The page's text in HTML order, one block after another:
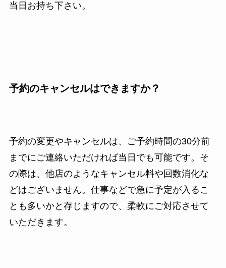
当日お持ち下さい。
予約のキャンセルはできますか？
予約の変更やキャンセルは、ご予約時間の30分前
までにご連絡いただければ当日でも可能です。そ
の際は、他店のようなキャンセル料や回数消化な
どはございません。仕事などで急に予定が入るこ
とも多いかと存じますので、柔軟にご対応させて
いただきます。